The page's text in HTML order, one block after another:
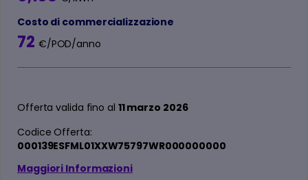
Costo di commercializzazione
72 €/POD/anno
Offerta valida fino al 11 marzo 2026
Codice Offerta:
000139ESFML01XXW75797WR000000000
Maggiori Informazioni